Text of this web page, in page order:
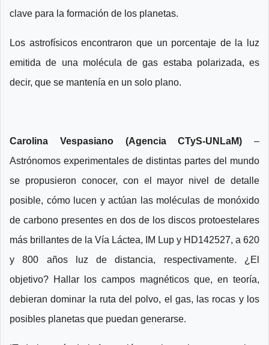
clave para la formación de los planetas.
Los astrofísicos encontraron que un porcentaje de la luz
emitida de una molécula de gas estaba polarizada, es
decir, que se mantenía en un solo plano.
Carolina Vespasiano (Agencia CTyS-UNLaM) –
Astrónomos experimentales de distintas partes del mundo
se propusieron conocer, con el mayor nivel de detalle
posible, cómo lucen y actúan las moléculas de monóxido
de carbono presentes en dos de los discos protoestelares
más brillantes de la Vía Láctea, IM Lup y HD142527, a 620
y 800 años luz de distancia, respectivamente. ¿El
objetivo? Hallar los campos magnéticos que, en teoría,
debieran dominar la ruta del polvo, el gas, las rocas y los
posibles planetas que puedan generarse.